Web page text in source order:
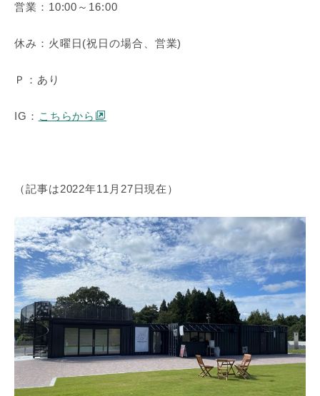
営業：10:00～16:00
休み：火曜日(祝日の場合、営業)
Ｐ：あり
IG： こちらから
（記事は2022年11月27日現在）